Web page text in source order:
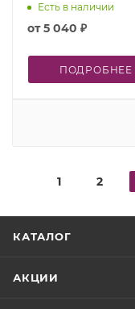
Есть в наличии
от5 040 ₽
ПОДРОБНЕЕ
1 2
КАТАЛОГ
АКЦИИ